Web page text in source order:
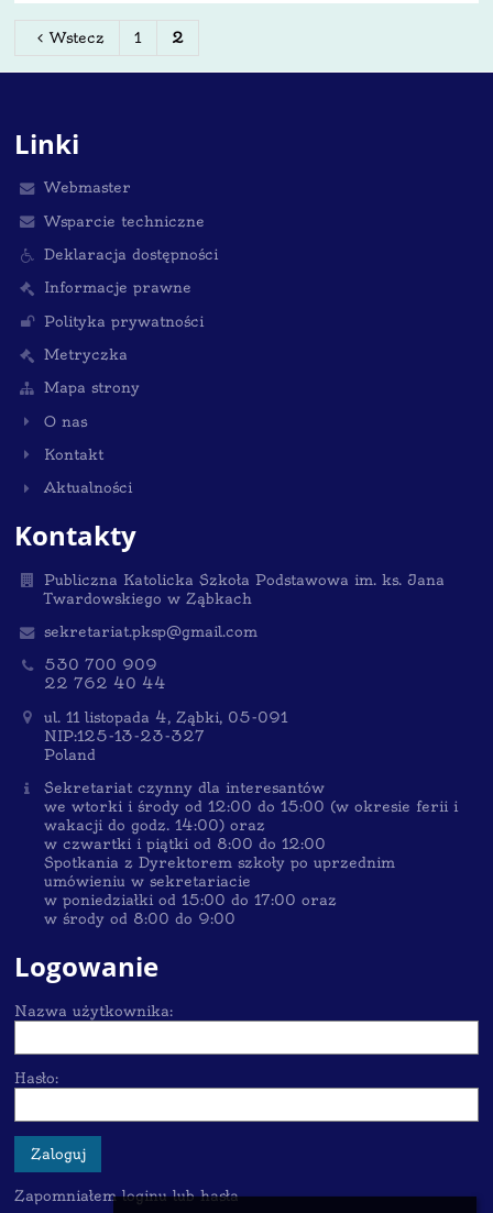
Wstecz 1 2
Linki
Webmaster
Wsparcie techniczne
Deklaracja dostępności
Informacje prawne
Polityka prywatności
Metryczka
Mapa strony
O nas
Kontakt
Aktualności
Kontakty
Publiczna Katolicka Szkoła Podstawowa im. ks. Jana
Twardowskiego w Ząbkach
sekretariat.pksp@gmail.com
530 700 909
22 762 40 44
ul. 11 listopada 4, Ząbki, 05-091
NIP:125-13-23-327
Poland
Sekretariat czynny dla interesantów
we wtorki i środy od 12:00 do 15:00 (w okresie ferii i
wakacji do godz. 14:00) oraz
w czwartki i piątki od 8:00 do 12:00
Spotkania z Dyrektorem szkoły po uprzednim
umówieniu w sekretariacie
w poniedziałki od 15:00 do 17:00 oraz
w środy od 8:00 do 9:00
Logowanie
Nazwa użytkownika:
Hasło:
Zapomniałem loginu lub hasła